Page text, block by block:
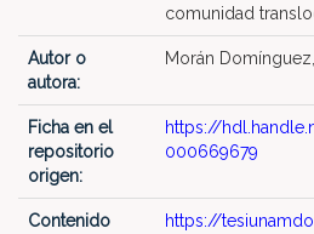
comunidad
Autor o
autora:
Morán
Ficha en el
repositorio
origen:
https://
000669679
Contenido
https://